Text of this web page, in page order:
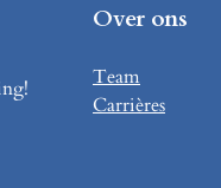
Over ons
Team
Carrières